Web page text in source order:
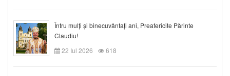
Întru mulți și binecuvântați ani, Preafericite Părinte
Claudiu!
22 Iul 2026
618